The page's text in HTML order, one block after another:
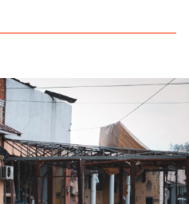
півметра завтовшки.
перепоною, якщо